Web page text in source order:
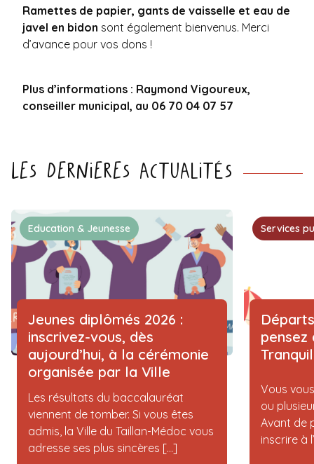
Ramettes de papier, gants de vaisselle et eau de
javel en bidon sont également bienvenus. Merci
d’avance pour vos dons !
Plus d’informations : Raymond Vigoureux,
conseiller municipal, au 06 70 04 07 57
Les dernieres actualités
Education & Jeunesse
Jeunes diplômés 2026 :
inscrivez-vous, dès
aujourd’hui, à la cérémonie
organisée par la Ville
Les résultats du baccalauréat
viennent de tomber. Si vous êtes
admis, la Ville du Taillan-Médoc vous
adresse ses plus sincères [...]
Services
pensez
Vous
ou
Avant de
inscrire à